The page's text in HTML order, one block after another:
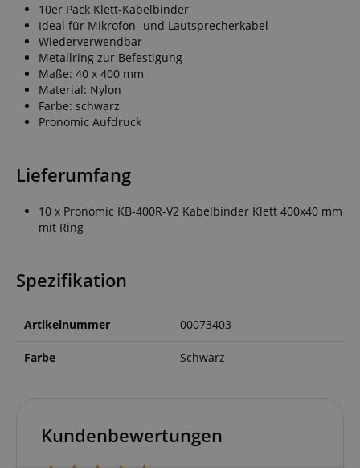
10er Pack Klett-Kabelbinder
Ideal für Mikrofon- und Lautsprecherkabel
Wiederverwendbar
Metallring zur Befestigung
Maße: 40 x 400 mm
Material: Nylon
Farbe: schwarz
Pronomic Aufdruck
Lieferumfang
10 x Pronomic KB-400R-V2 Kabelbinder Klett 400x40 mm
mit Ring
Spezifikation
Artikelnummer 00073403
Farbe Schwarz
Kundenbewertungen